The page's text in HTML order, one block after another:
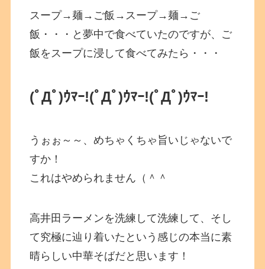
スープ→麺→ご飯→スープ→麺→ご
飯・・・と夢中で食べていたのですが、ご
飯をスープに浸して食べてみたら・・・
(ﾟДﾟ)ｳﾏｰ!(ﾟДﾟ)ｳﾏｰ!(ﾟДﾟ)ｳﾏｰ!
うぉぉ～～、めちゃくちゃ旨いじゃないで
すか！
これはやめられません（＾＾
高井田ラーメンを洗練して洗練して、そし
て究極に辿り着いたという感じの本当に素
晴らしい中華そばだと思います！